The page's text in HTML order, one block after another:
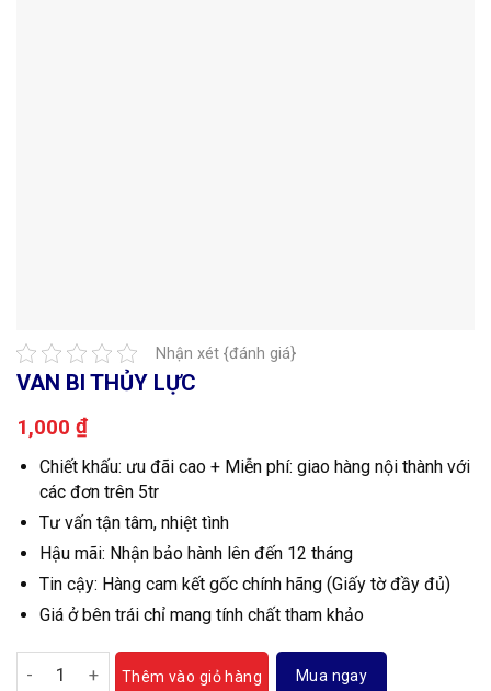
Nhận xét {đánh giá}
VAN BI THỦY LỰC
1,000 ₫
Chiết khấu: ưu đãi cao + Miễn phí: giao hàng nội thành với
các đơn trên 5tr
Tư vấn tận tâm, nhiệt tình
Hậu mãi: Nhận bảo hành lên đến 12 tháng
Tin cậy: Hàng cam kết gốc chính hãng (Giấy tờ đầy đủ)
Giá ở bên trái chỉ mang tính chất tham khảo
van bi thủy lực số lượng
Thêm vào giỏ hàng Mua ngay